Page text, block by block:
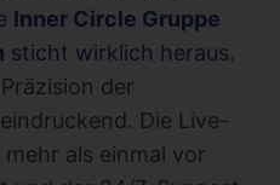
Inner Circle Gruppe
sticht wirklich heraus.
der
Die Live-
als einmal vor